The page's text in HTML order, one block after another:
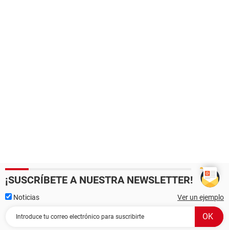
¡SUSCRÍBETE A NUESTRA NEWSLETTER!
Noticias Ver un ejemplo